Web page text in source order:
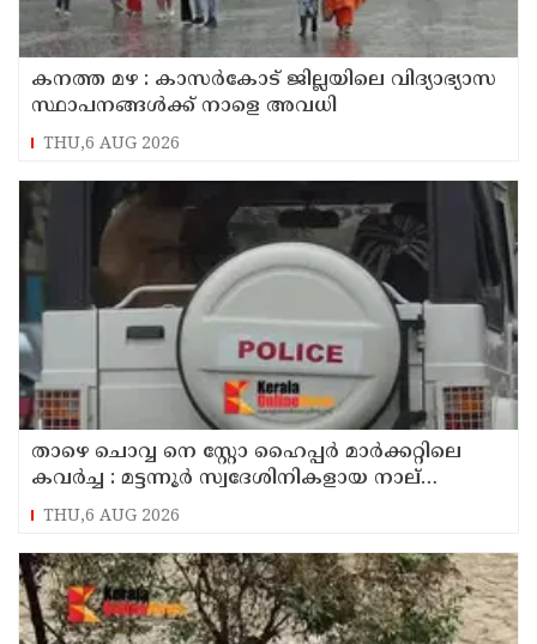
കനത്ത മഴ : കാസർകോട് ജില്ലയിലെ വിദ്യാഭ്യാസ
സ്ഥാപനങ്ങൾക്ക് നാളെ അവധി
THU,6 AUG 2026
താഴെ ചൊവ്വ നെ സ്റ്റോ ഹൈപ്പർ മാർക്കറ്റിലെ
കവർച്ച : മട്ടന്നൂർ സ്വദേശിനികളായ നാല്
പ്രതികൾ പിടിയിൽ
THU,6 AUG 2026